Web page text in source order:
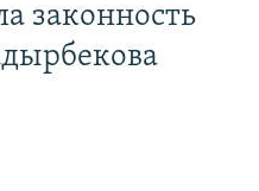
законность